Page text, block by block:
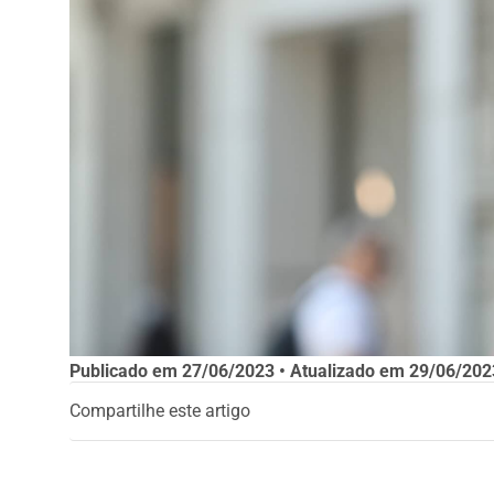
Publicado em 27/06/2023• Atualizado em 29/06/
Compartilhe este artigo